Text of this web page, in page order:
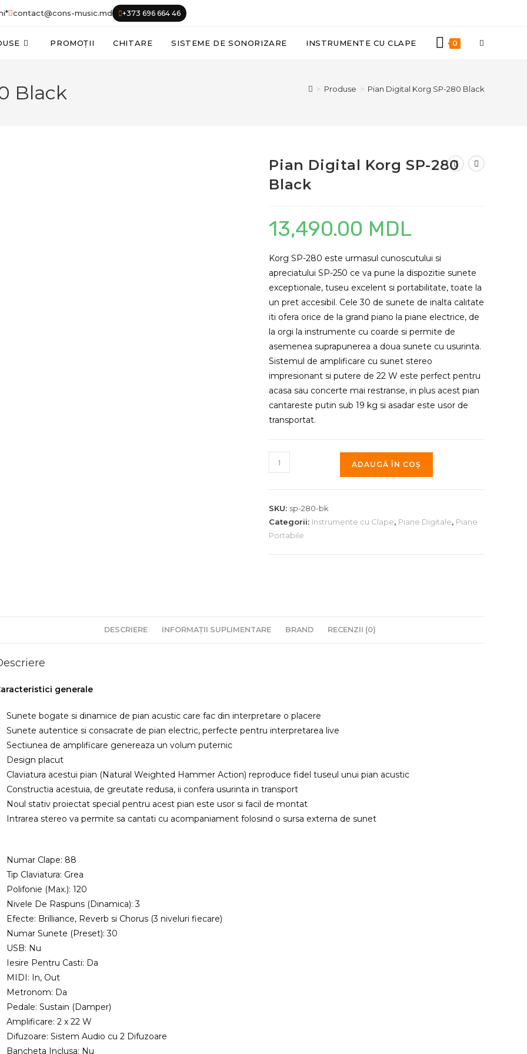
contact@cons-music.md +373 696 664 46
PROMOȚII CHITARE SISTEME DE SONORIZARE INSTRUMENTE CU CLAPE 0 TOGGLE
Black > Produse > Pian Digital Korg SP-280 Black
Pian Digital Korg SP-280
Black
13,490.00 MDL
Korg SP-280 este urmasul cunoscutului si
apreciatului SP-250 ce va pune la dispozitie sunete
exceptionale, tuseu excelent si portabilitate, toate la
un pret accesibil. Cele 30 de sunete de inalta calitate
iti ofera orice de la grand piano la piane electrice, de
la orgi la instrumente cu coarde si permite de
asemenea suprapunerea a doua sunete cu usurinta.
Sistemul de amplificare cu sunet stereo
impresionant si putere de 22 W este perfect pentru
acasa sau concerte mai restranse, in plus acest pian
cantareste putin sub 19 kg si asadar este usor de
transportat.
Cantitate
Pian
SP-
280
ADAUGĂ ÎN COȘ
SKU: sp-280-bk
Categorii: Instrumente cu Clape, Piane Digitale, Piane
Portabile
DESCRIERE INFORMAȚII SUPLIMENTARE BRAND RECENZII (0)
generale
Sunete bogate si dinamice de pian acustic care fac din interpretare o placere
Sunete autentice si consacrate de pian electric, perfecte pentru interpretarea live
Sectiunea de amplificare genereaza un volum puternic
Design placut
Claviatura acestui pian (Natural Weighted Hammer Action) reproduce fidel tuseul unui pian acustic
Constructia acestuia, de greutate redusa, ii confera usurinta in transport
Noul stativ proiectat special pentru acest pian este usor si facil de montat
Intrarea stereo va permite sa cantati cu acompaniament folosind o sursa externa de sunet
Numar Clape: 88
Tip Claviatura: Grea
Polifonie (Max.): 120
Nivele De Raspuns (Dinamica): 3
Efecte: Brilliance, Reverb si Chorus (3 niveluri fiecare)
Numar Sunete (Preset): 30
USB: Nu
Iesire Pentru Casti: Da
MIDI: In, Out
Metronom: Da
Pedale: Sustain (Damper)
Amplificare: 2 x 22 W
Difuzoare: Sistem Audio cu 2 Difuzoare
Bancheta Inclusa: Nu